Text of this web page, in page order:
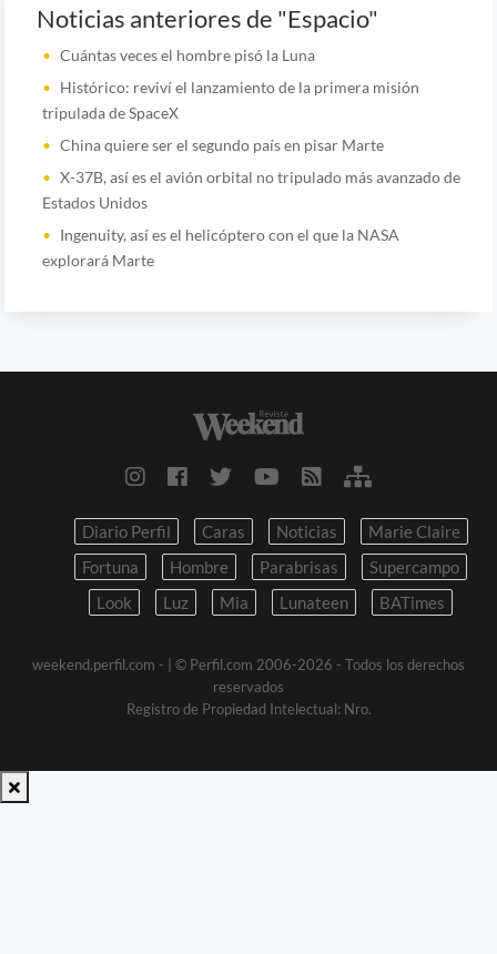
Noticias anteriores de "Espacio"
Cuántas veces el hombre pisó la Luna
Histórico: reviví el lanzamiento de la primera misión
tripulada de SpaceX
China quiere ser el segundo país en pisar Marte
X-37B, así es el avión orbital no tripulado más avanzado de
Estados Unidos
Ingenuity, así es el helicóptero con el que la NASA
explorará Marte
Diario Perfil Caras Noticias
Marie Claire
Fortuna
Hombre Parabrisas
Supercampo
Look
Luz Mia Lunateen BATimes
weekend.perfil.com -
| © Perfil.com 2006-2026 - Todos los derechos
reservados
Registro de Propiedad Intelectual: Nro.